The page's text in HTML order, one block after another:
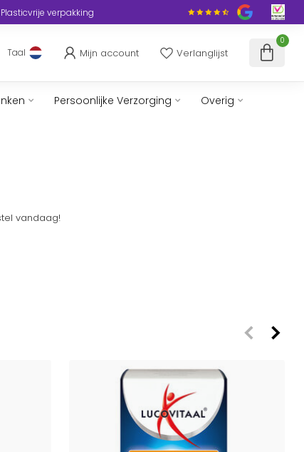
Plasticvrije verpakking
Taal Mijn account Verlanglijst
0
Persoonlijke Verzorging Overig
vandaag!